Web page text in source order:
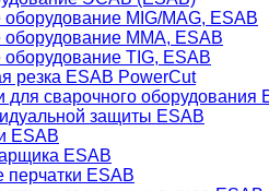
MIG/MAG, ESAB
оборудование ММА, ESAB
TIG, ESAB
резка ESAB PowerCut
для сварочного оборудования
защиты ESAB
ESAB
ESAB
ESAB